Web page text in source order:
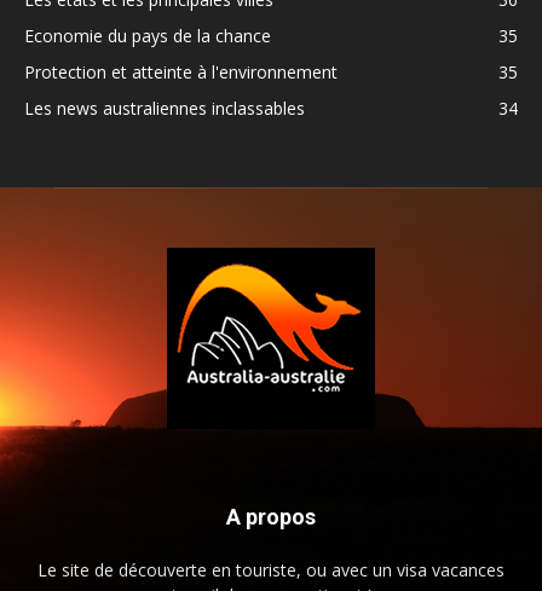
Economie du pays de la chance
35
Protection et atteinte à l'environnement
35
Les news australiennes inclassables
34
A propos
Le site de découverte en touriste, ou avec un visa vacances